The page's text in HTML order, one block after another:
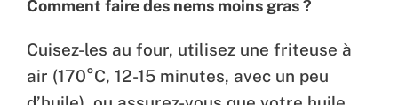
Comment faire des nems moins gras ?
Cuisez-les au four, utilisez une friteuse à
air (170°C, 12-15 minutes, avec un peu